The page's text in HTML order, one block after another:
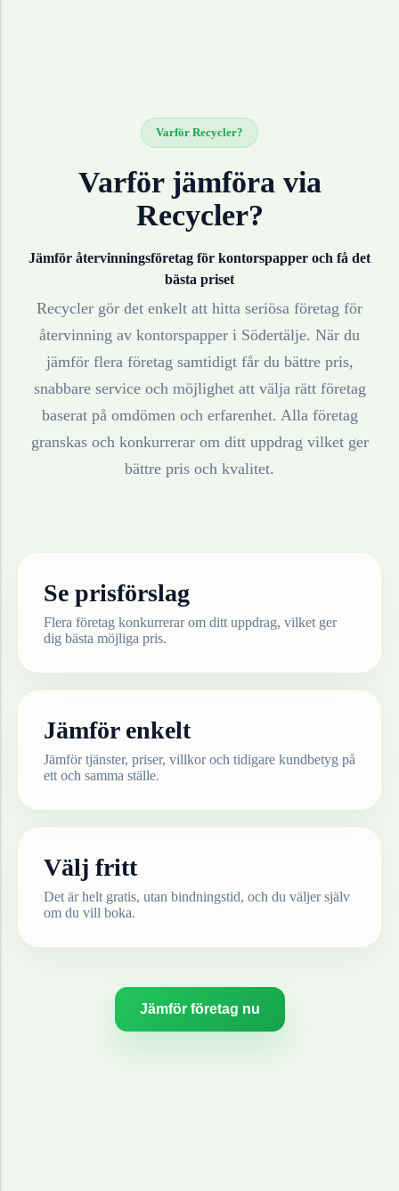
Varför Recycler?
Varför jämföra via
Recycler?
Jämför återvinningsföretag för kontorspapper och få det
bästa priset
Recycler gör det enkelt att hitta seriösa företag för
återvinning av kontorspapper i Södertälje. När du
jämför flera företag samtidigt får du bättre pris,
snabbare service och möjlighet att välja rätt företag
baserat på omdömen och erfarenhet. Alla företag
granskas och konkurrerar om ditt uppdrag vilket ger
bättre pris och kvalitet.
Se prisförslag
Flera företag konkurrerar om ditt uppdrag, vilket ger
dig bästa möjliga pris.
Jämför enkelt
Jämför tjänster, priser, villkor och tidigare kundbetyg på
ett och samma ställe.
Välj fritt
Det är helt gratis, utan bindningstid, och du väljer själv
om du vill boka.
Jämför företag nu